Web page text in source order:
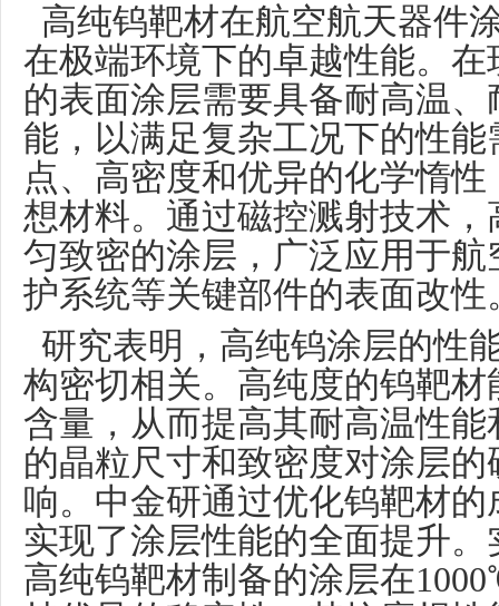
高纯钨靶材在航空航天器件
在极端环境下的卓越性能。
的表面涂层需要具备耐高温
能，以满足复杂工况下的性
点、高密度和优异的化学惰
想材料。通过磁控溅射技术
匀致密的涂层，广泛应用于
护系统等关键部件的表面改性
研究表明，高纯钨涂层的性
构密切相关。高纯度的钨靶
含量，从而提高其耐高温性
的晶粒尺寸和致密度对涂层
响。中金研通过优化钨靶材
实现了涂层性能的全面提升
高纯钨靶材制备的涂层在